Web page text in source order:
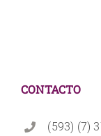
CONTACTO
(593) (7)